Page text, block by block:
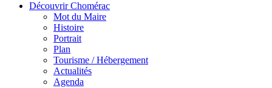
Découvrir Chomérac
Mot du Maire
Histoire
Portrait
Plan
Tourisme / Hébergement
Actualités
Agenda